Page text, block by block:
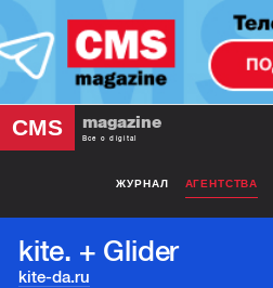
CMS magazine
Все о digital
ЖУРНАЛ АГЕНТСТВА
kite. + Glider
kite-da.ru